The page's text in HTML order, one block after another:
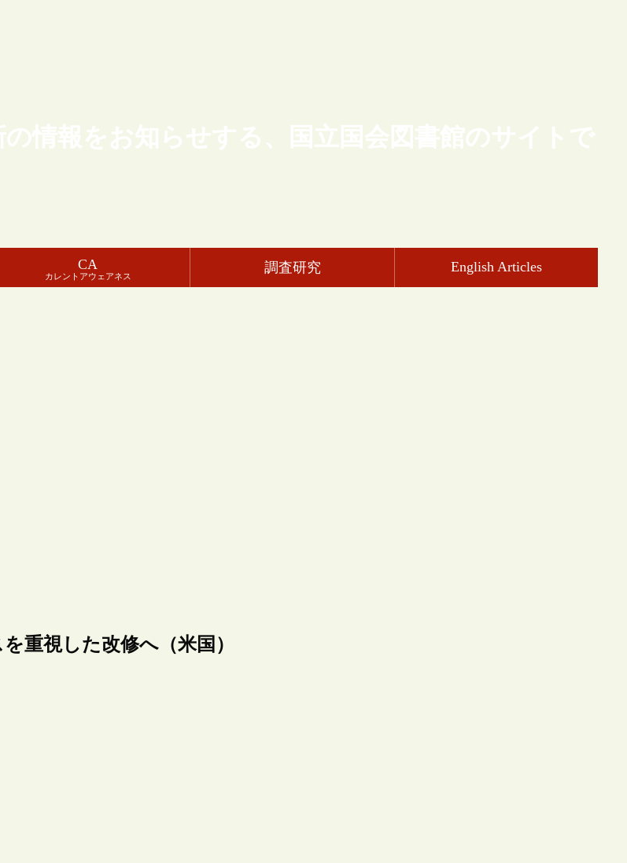
情報をお知らせする、国立国会図書館のサイトで
CA
カレントアウェアネス
調査研究 English Articles
重視した改修へ（米国）